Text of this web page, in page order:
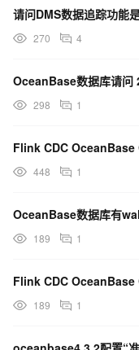
请问DMS数据追踪功能
270 4
298 1
Flink CDC OceanBase
448 1
OceanBase数据库有
189 1
Flink CDC OceanBase
189 1